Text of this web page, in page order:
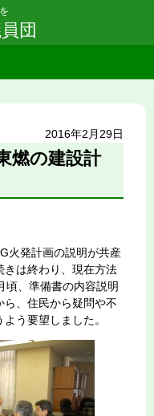
団
2016年2月29日
燃の建設計
火発計画の説明が共産
きは終わり、現在方法
頃、準備書の内容説明
ら、住民から疑問や不
う要望しました。